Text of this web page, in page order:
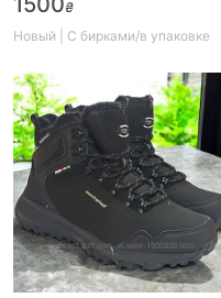
₴
Новый | С бирками/в упаковке